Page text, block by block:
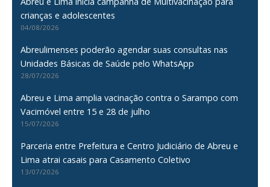
crianças e adolescentes
04/08/2026
Abreulimenses poderão agendar suas consultas nas
Unidades Básicas de Saúde pelo WhatsApp
28/07/2026
Abreu e Lima amplia vacinação contra o Sarampo com
Vacimóvel entre 15 e 28 de julho
15/07/2026
Parceria entre Prefeitura e Centro Judiciário de Abreu e
Lima atrai casais para Casamento Coletivo
13/07/2026